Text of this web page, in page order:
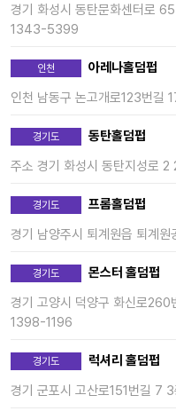
경기 화성시 동탄문화센터로
1343-5399
인천
아레나홀덤펍
인천 남동구 논고개로123번길
경기도
동탄홀덤펍
주소 경기 화성시 동탄지성로 2
경기도
프롬홀덤펍
경기 남양주시 퇴계원읍 퇴계원
경기도
몬스터 홀덤펍
경기 고양시 덕양구 화신로
1398-1196
경기도
럭셔리 홀덤펍
경기 군포시 고산로151번길 7